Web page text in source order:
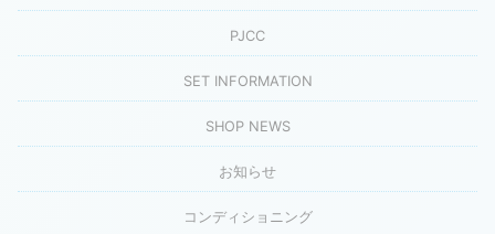
PJCC
SET INFORMATION
SHOP NEWS
お知らせ
コンディショニング